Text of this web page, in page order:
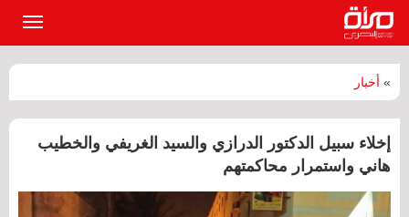
» أخبار
إخلاء سبيل الدكتور الدرازي والسيد الغريفي والخطيب
هاني واستمرار محاكمتهم